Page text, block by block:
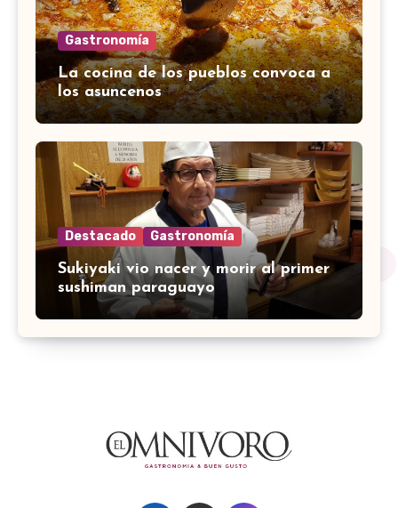
Gastronomía
La cocina de los pueblos convoca a
los asuncenos
Destacado Gastronomía
Sukiyaki vio nacer y morir al primer
sushiman paraguayo